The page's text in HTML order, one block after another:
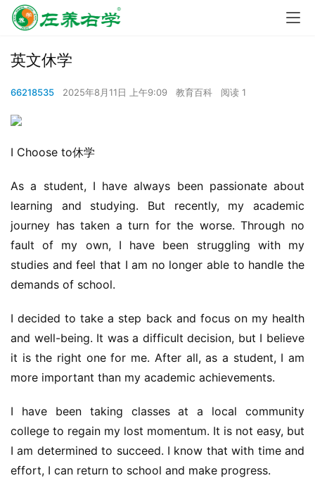
英文休学
66218535 2025年8月11日 上午9:09 教育百科 阅读 1
I Choose to休学
As a student, I have always been passionate about
learning and studying. But recently, my academic
journey has taken a turn for the worse. Through no
fault of my own, I have been struggling with my
studies and feel that I am no longer able to handle the
demands of school.
I decided to take a step back and focus on my health
and well-being. It was a difficult decision, but I believe
it is the right one for me. After all, as a student, I am
more important than my academic achievements.
I have been taking classes at a local community
college to regain my lost momentum. It is not easy, but
I am determined to succeed. I know that with time and
effort, I can return to school and make progress.